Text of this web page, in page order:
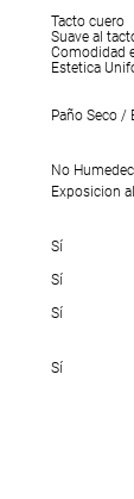
Tacto cuero
Suave al
Comodidad
Estetica
Paño Seco /
No
Exposicion
Sí
Sí
Sí
Sí